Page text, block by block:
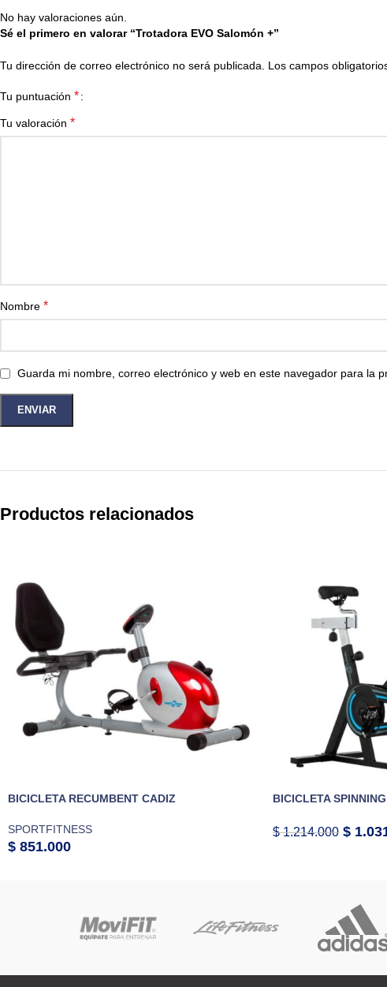
No hay valoraciones aún.
Sé el primero en valorar “Trotadora EVO Salomón +”
Tu dirección de correo electrónico no será publicada. Los campos
Tu puntuación *
Tu valoración *
Nombre *
Guarda mi nombre, correo electrónico y web en este navegador para la
Productos relacionados
BICICLETA RECUMBENT CADIZ
SPORTFITNESS
$ 851.000
BICICLETA
$1.214.000 $